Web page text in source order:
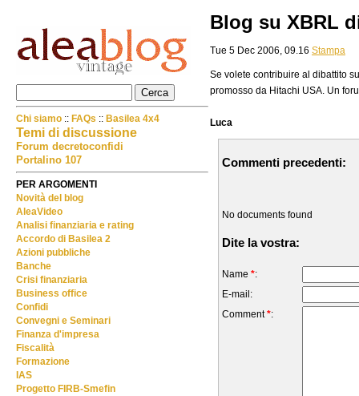
Blog su XBRL
Tue 5 Dec 2006, 09.16 Stampa
Se volete contribuire al dibattito
promosso da Hitachi USA. Un
Luca
Commenti precedenti:
No documents found
Dite la vostra:
Name *:
E-mail:
Comment*:
Chi siamo :: FAQs :: Basilea 4x4
Temi di discussione
Forum decretoconfidi
Portalino 107
PER ARGOMENTI
Novità del blog
AleaVideo
Analisi finanziaria e rating
Accordo di Basilea 2
Azioni pubbliche
Banche
Crisi finanziaria
Business office
Confidi
Convegni e Seminari
Finanza d'impresa
Fiscalità
Formazione
IAS
Progetto FIRB-Smefin